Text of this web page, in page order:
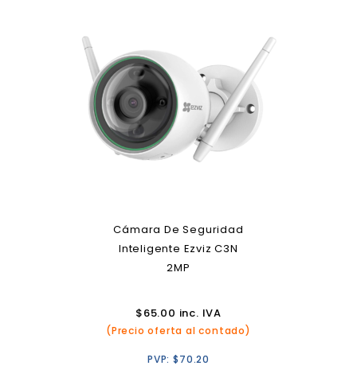
Cámara De Seguridad
Inteligente Ezviz C3N
2MP
$65.00 inc. IVA
(Precio oferta al contado)
PVP:$70.20